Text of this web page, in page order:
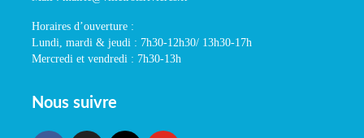
Horaires d’ouverture :
Lundi, mardi & jeudi : 7h30-12h30/ 13h30-17h
Mercredi et vendredi : 7h30-13h
Nous suivre